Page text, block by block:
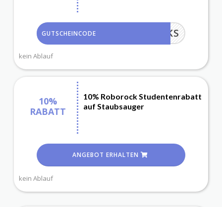
OBOROCKS
GUTSCHEINCODE
kein Ablauf
10%
RABATT
10% Roborock Studentenrabatt
auf Staubsauger
ANGEBOT ERHALTEN
kein Ablauf